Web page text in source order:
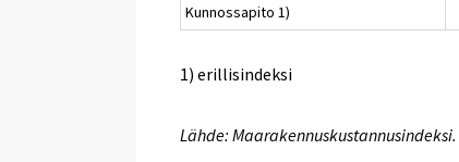
Kunnossapito 1)
1) erillisindeksi
Lähde: